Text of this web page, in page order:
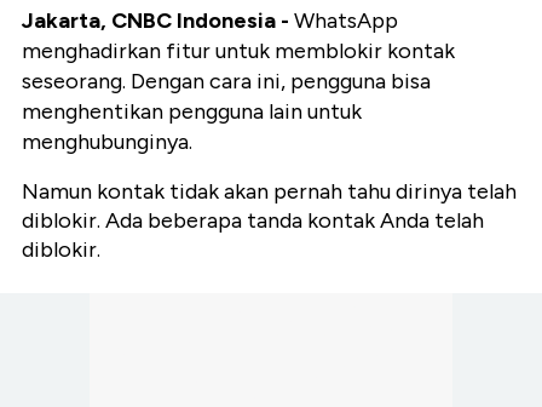
Jakarta, CNBC Indonesia - WhatsApp
menghadirkan fitur untuk memblokir kontak
seseorang. Dengan cara ini, pengguna bisa
menghentikan pengguna lain untuk
menghubunginya.
Namun kontak tidak akan pernah tahu dirinya telah
diblokir. Ada beberapa tanda kontak Anda telah
diblokir.